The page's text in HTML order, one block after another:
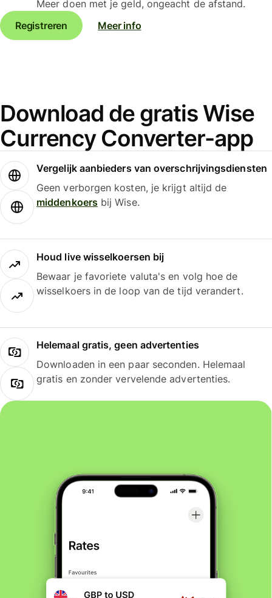
Meer doen met je geld, ongeacht de afstand.
Registreren
Meer info
Download de gratis Wise
Currency Converter-app
Vergelijk aanbieders van overschrijvingsdiensten
Geen verborgen kosten, je krijgt altijd de
middenkoersbij Wise.
Houd live wisselkoersen bij
Bewaar je favoriete valuta's en volg hoe de
wisselkoers in de loop van de tijd verandert.
Helemaal gratis, geen advertenties
Downloaden in een paar seconden. Helemaal
gratis en zonder vervelende advertenties.